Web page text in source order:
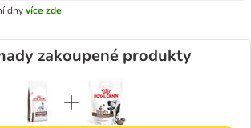
dnyvíce zde
zakoupené produkty